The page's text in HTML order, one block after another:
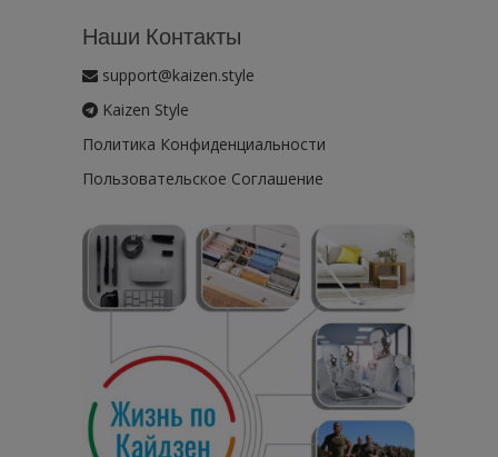
Наши Контакты
support@kaizen.style
Kaizen Style
Политика Конфиденциальности
Пользовательское Соглашение